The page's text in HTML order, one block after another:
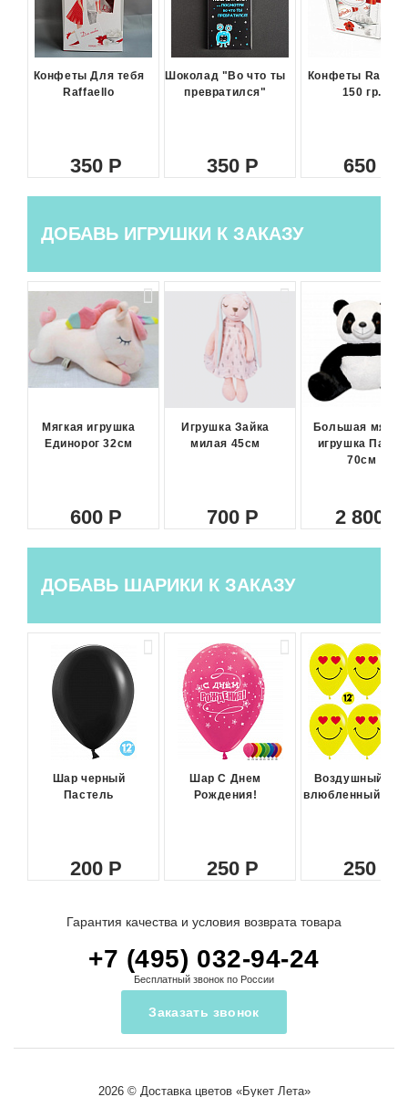
Конфеты Для тебя
Raffaello
350
Шоколад "Во что ты
превратился"
350
Конфеты
150 гр.
650
ДОБАВЬ ИГРУШКИ К ЗАКАЗУ
Мягкая игрушка
Единорог 32см
600
Игрушка Зайка
милая 45см
700
Большая
игрушка Панда
70см
2 800
ДОБАВЬ ШАРИКИ К ЗАКАЗУ
Шар черный
Пастель
200
Шар С Днем
Рождения!
250
Воздушный
влюбленный
250
Гарантия качества и условия возврата товара
+7 (495) 032-94-24
Бесплатный звонок по России
Заказать звонок
2026 © Доставка цветов«Букет Лета»